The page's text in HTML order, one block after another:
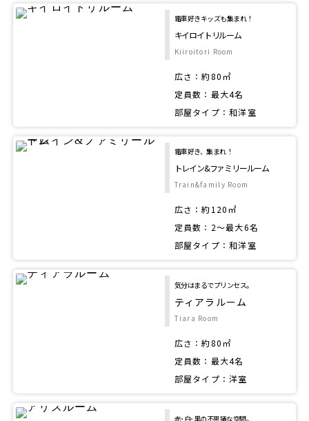
電車好きキッズも集まれ！
キイロイトリルーム
Kiiroitori Room
広さ：約80㎡
定員数：最大4名
部屋タイプ：和洋室
電車好き、集まれ！
トレイン&ファミリールーム
Train&family Room
広さ：約120㎡
定員数：2～最大6名
部屋タイプ：和洋室
気分はまるでプリンセス。
ティアラルーム
Tiara Room
広さ：約80㎡
定員数：最大4名
部屋タイプ：洋室
赤･白･黒の不思議な空間。